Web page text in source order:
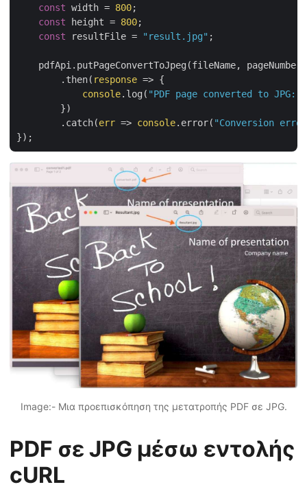
const width = 800;
const height = 800;
const resultFile = "result.jpg" ;
pdfApi.putPageConvertToJpeg(fileName,
        .then(
response => {
console.log( "PDF page converted to JPG:"
        })
        .catch(
err => console.error( "Conversion
Image:- Μια προεπισκόπηση της μετατροπής PDF σε JPG.
PDF σε JPG μέσω εντολής
cURL